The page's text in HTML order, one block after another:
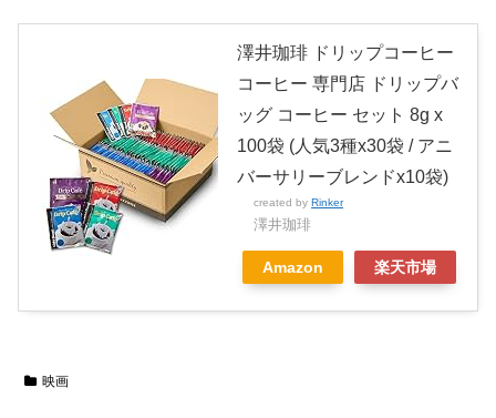
澤井珈琲 ドリップコーヒー
コーヒー 専門店 ドリップバ
ッグ コーヒー セット 8g x
100袋 (人気3種x30袋 / アニ
バーサリーブレンドx10袋)
created by Rinker
澤井珈琲
Amazon 楽天市場
映画